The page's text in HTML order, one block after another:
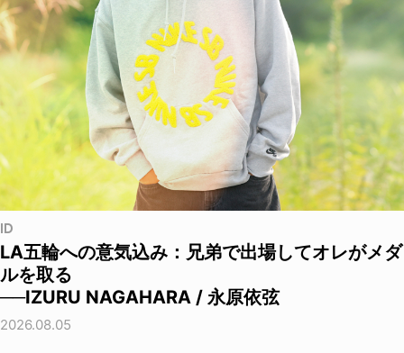
ID
LA五輪への意気込み：兄弟で出場してオレがメダ
ルを取る
──IZURU NAGAHARA / 永原依弦
2026.08.05